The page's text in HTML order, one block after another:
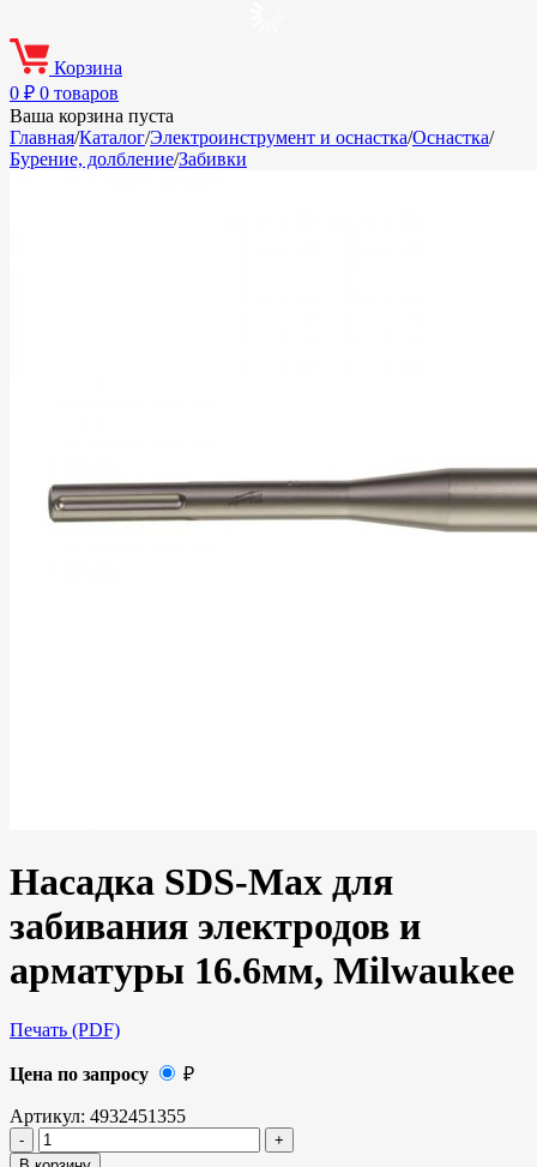
Корзина
0 ₽ 0 товаров
Ваша корзина пуста
Главная/Каталог/Электроинструмент и оснастка/Оснастка/
Бурение, долбление/Забивки
Насадка SDS-Max для
забивания электродов и
арматуры 16.6мм, Milwaukee
Печать (PDF)
Цена по запросу ₽
Артикул: 4932451355